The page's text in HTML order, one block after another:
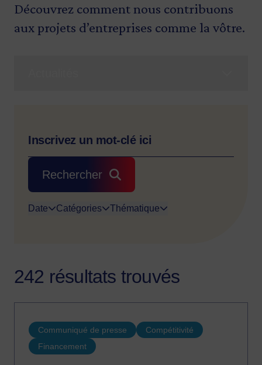
Découvrez comment nous contribuons
aux projets d’entreprises comme la vôtre.
Rechercher
Date Catégories Thématique
242 résultats trouvés
Communiqué de presse
Compétitivité
Financement